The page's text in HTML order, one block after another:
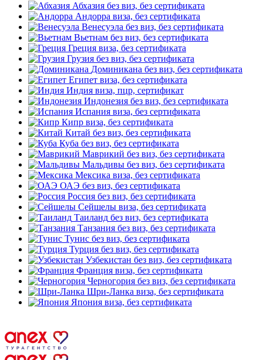
Абхазия без виз, без сертификата
Андорра виза, без сертификата
Венесуэла без виз, без сертификата
Вьетнам без виз, без сертификата
Греция виза, без сертификата
Грузия без виз, без сертификата
Доминикана без виз, без сертификата
Египет виза, без сертификата
Индия виза, пцр, сертификат
Индонезия без виз, без сертификата
Испания виза, без сертификата
Кипр виза, без сертификата
Китай без виз, без сертификата
Куба без виз, без сертификата
Маврикий без виз, без сертификата
Мальдивы без виз, без сертификата
Мексика виза, без сертификата
ОАЭ без виз, без сертификата
Россия без виз, без сертификата
Сейшелы виза, без сертификата
Таиланд без виз, без сертификата
Танзания без виз, без сертификата
Тунис без виз, без сертификата
Турция без виз, без сертификата
Узбекистан без виз, без сертификата
Франция виза, без сертификата
Черногория без виз, без сертификата
Шри-Ланка виза, без сертификата
Япония виза, без сертификата